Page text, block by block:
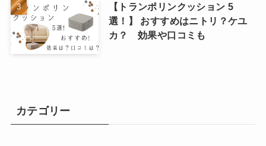
【トランポリンクッション 5
選！】 おすすめはニトリ？ケユ
カ？ 効果や口コミも
カテゴリー